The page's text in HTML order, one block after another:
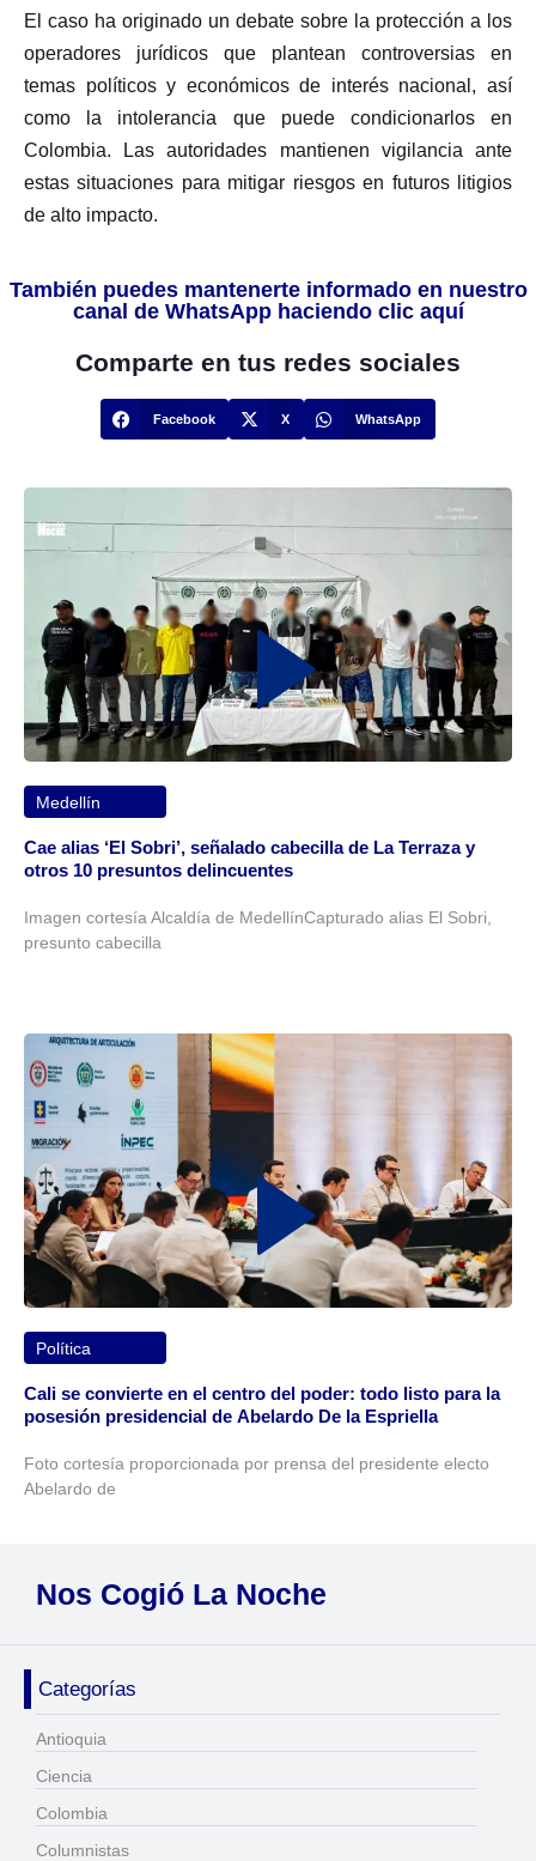
El caso ha originado un debate sobre la protección a los
operadores jurídicos que plantean controversias en
temas políticos y económicos de interés nacional, así
como la intolerancia que puede condicionarlos en
Colombia. Las autoridades mantienen vigilancia ante
estas situaciones para mitigar riesgos en futuros litigios
de alto impacto.
También puedes mantenerte informado en nuestro
canal de WhatsApp haciendo clic aquí
Comparte en tus redes sociales
Facebook X WhatsApp
Medellín
Cae alias ‘El Sobri’, señalado cabecilla de La Terraza y
otros 10 presuntos delincuentes
Imagen cortesía Alcaldía de MedellínCapturado alias El Sobri,
presunto cabecilla
Política
Cali se convierte en el centro del poder: todo listo para la
posesión presidencial de Abelardo De la Espriella
Foto cortesía proporcionada por prensa del presidente electo
Abelardo de
Nos Cogió La Noche
Categorías
Antioquia
Ciencia
Colombia
Columnistas